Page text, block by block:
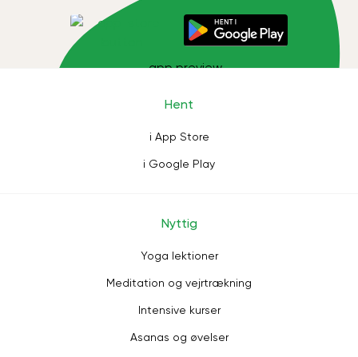
Hent
i App Store
i Google Play
Nyttig
Yoga lektioner
Meditation og vejrtrækning
Intensive kurser
Asanas og øvelser